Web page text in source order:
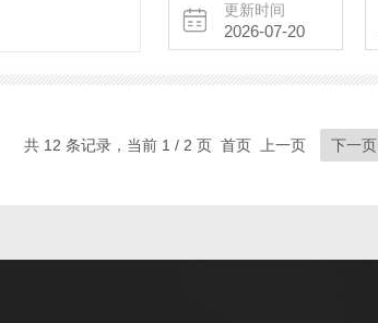
更新时间
2026-07-20
共 12 条记录，当前 1 / 2 页 首页 上一页 下一页